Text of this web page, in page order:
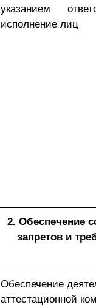
указанием
исполнение лиц
2. Обеспечение
запретов и
Обеспечение
аттестационной